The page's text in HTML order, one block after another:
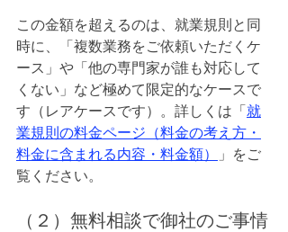
この金額を超えるのは、就業規則と同
時に、「複数業務をご依頼いただくケ
ース」や「他の専門家が誰も対応して
くない」など極めて限定的なケースで
す（レアケースです）。詳しくは「 就
業規則の料金ページ（料金の考え方・
料金に含まれる内容・料金額）
」をご
覧ください。
（２）無料相談で御社のご事情